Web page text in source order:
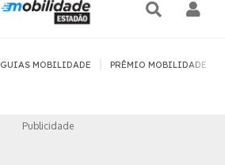
GUIAS MOBILIDADE PRÊMIO MOBILIDADE
Publicidade